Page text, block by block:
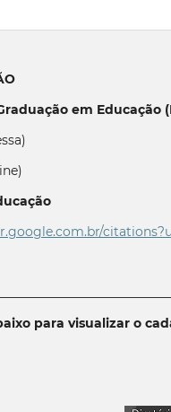
em Educação
para visualizar o